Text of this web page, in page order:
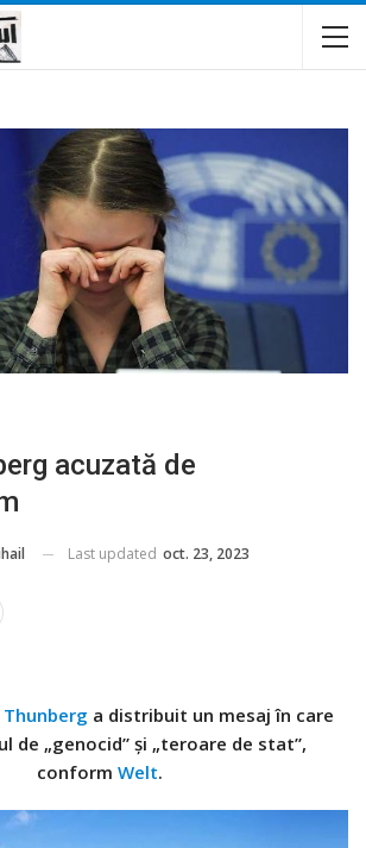
acuzată de
Last updated oct. 23, 2023
a distribuit un mesaj în care
de „genocid” și „teroare de stat”,
conform Welt.